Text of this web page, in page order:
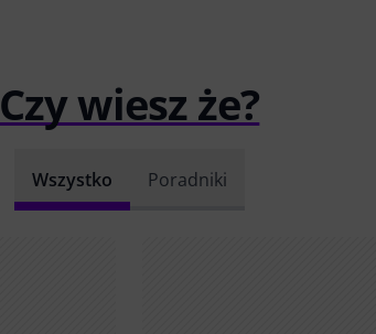
Czy wiesz że?
Wszystko Poradniki